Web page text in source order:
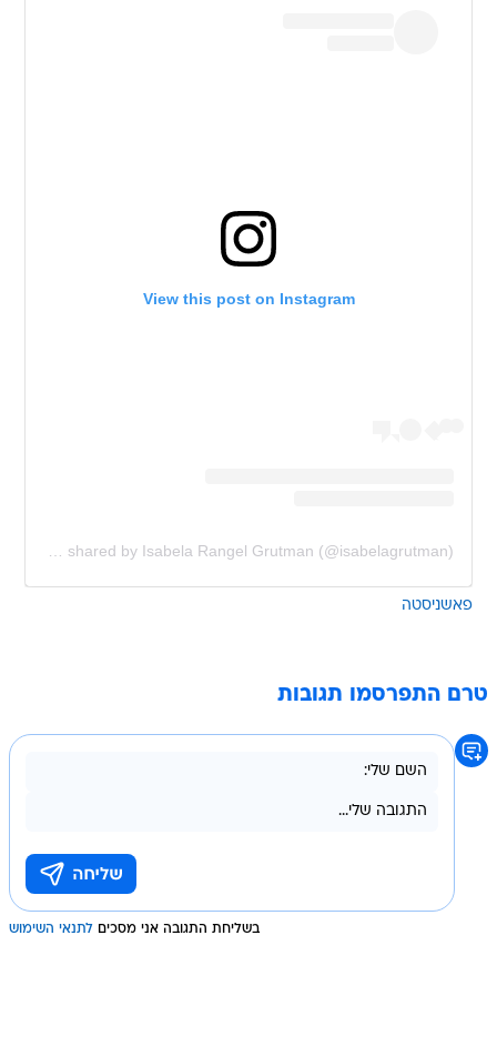
View this post on Instagram
פאשניסטה
טרם התפרסמו תגובות
בשליחת התגובה אני מסכים לתנאי השימוש